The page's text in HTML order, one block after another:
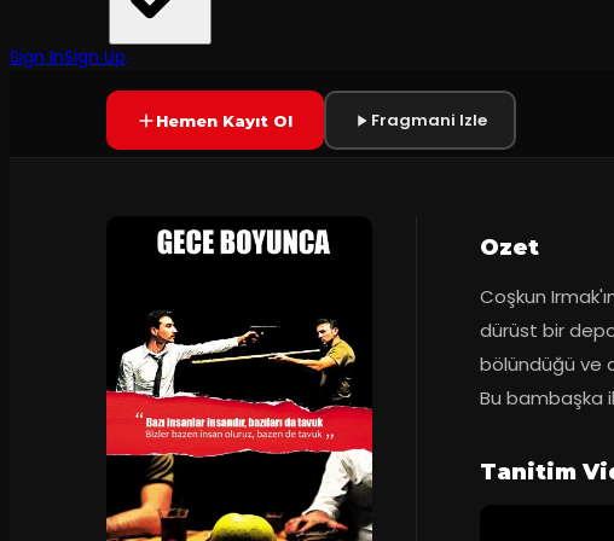
Sign InSign UpYAKINDA Yetersiz oy
Hemen Kayıt Ol Fragmani Izle
Ozet
Coşkun
dürüst bir depo
bölündüğü ve
Bu bambaşka
Tanitim